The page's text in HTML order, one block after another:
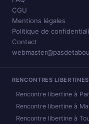
CGU
Mentions légales
Politique de
Contact
RENCONTRES
Rencontre libertine à
Rencontre libertine à
Rencontre libertine à